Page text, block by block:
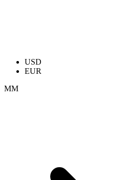
USD
EUR
ММ